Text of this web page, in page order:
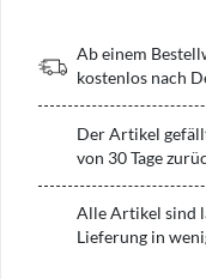
Ab einem
kostenlos nach
Der Artikel
von 30 Tage
Alle Artikel sind
Lieferung in